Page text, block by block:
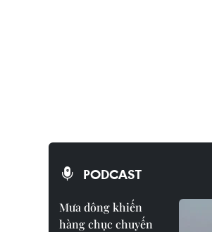
PODCAST
Mưa dông khiến
hàng chục chuyến